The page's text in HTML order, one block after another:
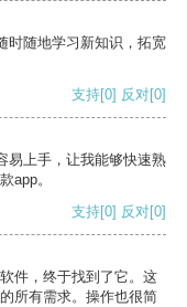
时随地学习新知识，拓宽
支持[0] 反对[0]
易上手，让我能够快速熟
app。
支持[0] 反对[0]
件，终于找到了它。这
所有需求。操作也很简